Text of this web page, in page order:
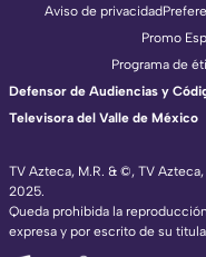
TV Azteca, M.R. & ©, TV
2025.
Queda prohibida la
expresa y por escrito de su
Aviso de privacidad
Promo
Programa de
Defensor de Audiencias y
Televisora del Valle de México